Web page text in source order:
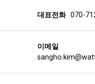
대표전화 070-
이메일